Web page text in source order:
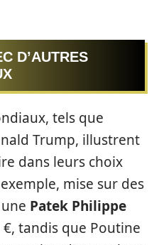
D’AUTRES
tels que
Trump, illustrent
dans leurs choix
mise sur des
Patek Philippe
tandis que Poutine